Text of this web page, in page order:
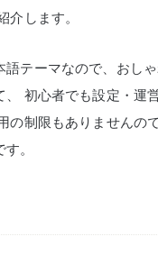
介します。
語テーマなので、おし
初心者でも設定・運
の制限もありませんの
。